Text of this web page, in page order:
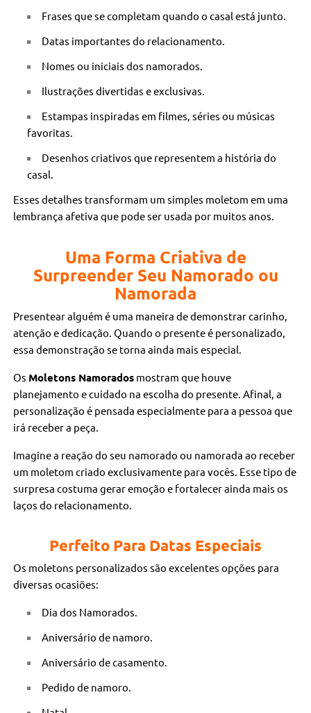
Frases que se completam quando o casal está junto.
Datas importantes do relacionamento.
Nomes ou iniciais dos namorados.
Ilustrações divertidas e exclusivas.
Estampas inspiradas em filmes, séries ou músicas
favoritas.
Desenhos criativos que representem a história do
casal.
Esses detalhes transformam um simples moletom em uma
lembrança afetiva que pode ser usada por muitos anos.
Uma Forma Criativa de
Surpreender Seu Namorado ou
Namorada
Presentear alguém é uma maneira de demonstrar carinho,
atenção e dedicação. Quando o presente é personalizado,
essa demonstração se torna ainda mais especial.
Os Moletons Namorados mostram que houve
planejamento e cuidado na escolha do presente. Afinal, a
personalização é pensada especialmente para a pessoa que
irá receber a peça.
Imagine a reação do seu namorado ou namorada ao receber
um moletom criado exclusivamente para vocês. Esse tipo de
surpresa costuma gerar emoção e fortalecer ainda mais os
laços do relacionamento.
Perfeito Para Datas Especiais
Os moletons personalizados são excelentes opções para
diversas ocasiões:
Dia dos Namorados.
Aniversário de namoro.
Aniversário de casamento.
Pedido de namoro.